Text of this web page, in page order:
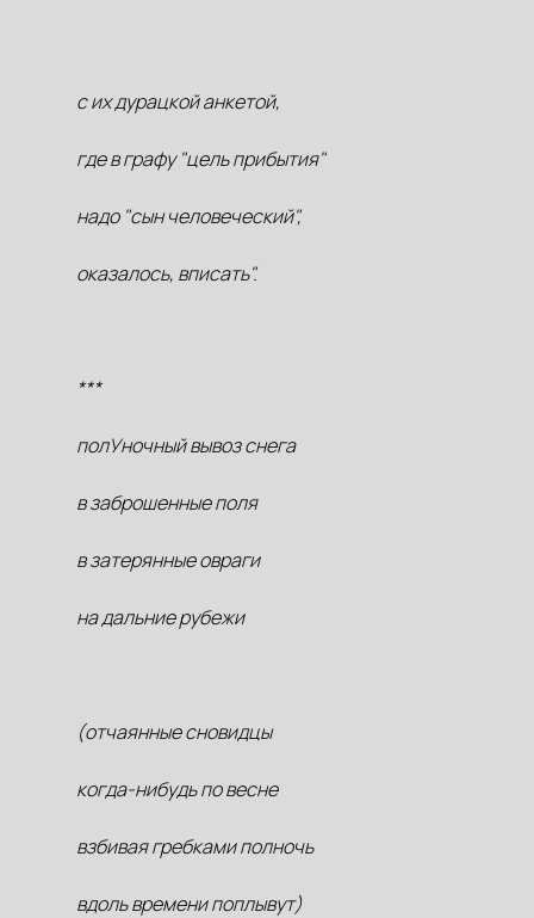
с их дурацкой анкетой,
где в графу "цель прибытия"
надо "сын человеческий",
оказалось, вписать".
***
полУночный вывоз снега
в заброшенные поля
в затерянные овраги
на дальние рубежи
(отчаянные сновидцы
когда-нибудь по весне
взбивая гребками полночь
вдоль времени поплывут)